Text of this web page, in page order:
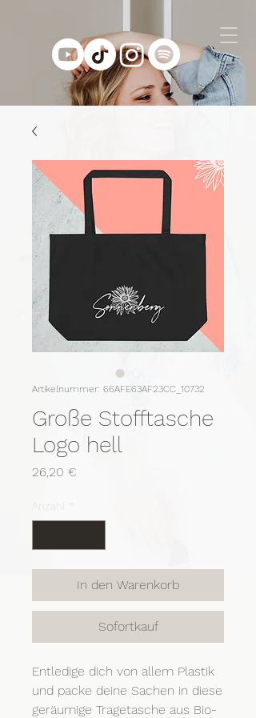
Artikelnummer: 66AFE63AF23CC_10732
Große Stofftasche
Logo hell
26,20 €
Anzahl
In den Warenkorb
Sofortkauf
Entledige dich von allem Plastik
und packe deine Sachen in diese
geräumige Tragetasche aus Bio-